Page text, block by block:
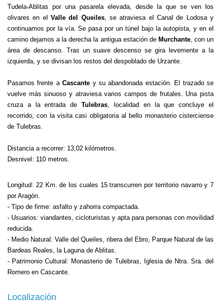
Tudela-Ablitas por una pasarela elevada, desde la que se ven los
olivares en el Valle del Queiles, se atraviesa el Canal de Lodosa y
continuamos por la vía. Se pasa por un túnel bajo la autopista, y en el
camino dejamos a la derecha la antigua estación de Murchante, con un
área de descanso. Tras un suave descenso se gira levemente a la
izquierda, y se divisan los restos del despoblado de Urzante.
Pasamos frente aCascante y su abandonada estación. El trazado se
vuelve más sinuoso y atraviesa varios campos de frutales. Una pista
cruza a la entrada deTulebras, localidad en la que concluye el
recorrido, con la visita casi obligatoria al bello monasterio cisterciense
de Tulebras.
Distancia a recorrer: 13,02 kilómetros.
Desnivel: 110 metros.
Longitud: 22 Km. de los cuales 15 transcurren por territorio navarro y 7
por Aragón.
- Tipo de firme: asfalto y zahorra compactada.
- Usuarios: viandantes, cicloturistas y apta para personas con movilidad
reducida.
- Medio Natural: Valle del Queiles, ribera del Ebro, Parque Natural de las
Bardeas Reales, la Laguna de Ablitas.
- Patrimonio Cultural: Monasterio de Tulebras, Iglesia de Ntra. Sra. del
Romero en Cascante.
Localización